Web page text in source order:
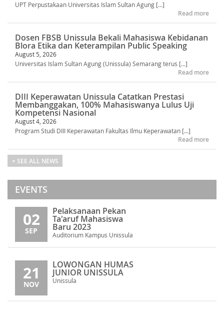
UPT Perpustakaan Universitas Islam Sultan Agung [...]
Read more
Dosen FBSB Unissula Bekali Mahasiswa Kebidanan
Blora Etika dan Keterampilan Public Speaking
August 5, 2026
Universitas Islam Sultan Agung (Unissula) Semarang terus [...]
Read more
DIII Keperawatan Unissula Catatkan Prestasi
Membanggakan, 100% Mahasiswanya Lulus Uji
Kompetensi Nasional
August 4, 2026
Program Studi DIII Keperawatan Fakultas Ilmu Keperawatan [...]
Read more
+ SEE ALL NEWS
EVENTS
02
SEP
Pelaksanaan Pekan
Ta'aruf Mahasiswa
Baru 2023
Auditorium Kampus Unissula
21
NOV
LOWONGAN HUMAS
JUNIOR UNISSULA
Unissula